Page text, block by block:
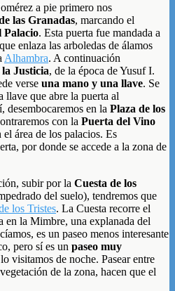
a pie primero nos
las Granadas, marcando el
Palacio. Esta puerta fue mandada a
enlaza las arboledas de álamos
Alhambra. A continuación
Justicia, de la época de Yusuf I.
verse una mano y una llave. Se
llave que abre la puerta al
en la Plaza de los
con la Puerta del Vino
área de los palacios. Es
por donde se accede a la zona de
subir por la Cuesta de los
del suelo), tendremos que
los Tristes. La Cuesta recorre el
la Mimbre, una explanada del
es un paseo menos interesante
pero sí es un paseo muy
visitamos de noche. Pasear entre
de la zona, hacen que el